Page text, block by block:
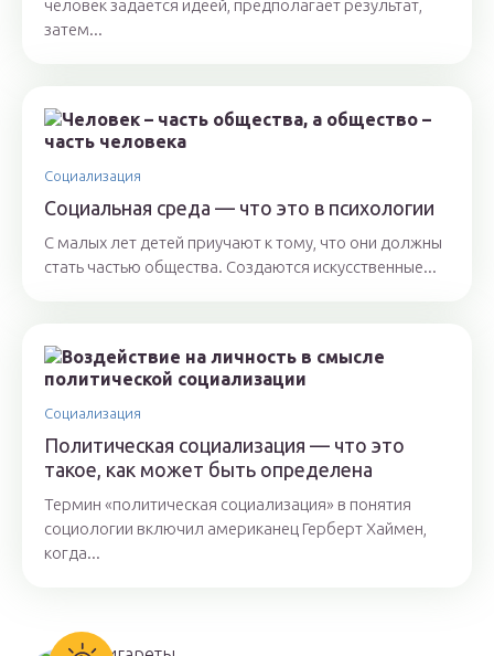
человек задается идеей, предполагает результат,
затем...
Социализация
Социальная среда — что это в психологии
С малых лет детей приучают к тому, что они должны
стать частью общества. Создаются искусственные...
Социализация
Политическая социализация — что это
такое, как может быть определена
Термин «политическая социализация» в понятия
социологии включил американец Герберт Хаймен,
когда...